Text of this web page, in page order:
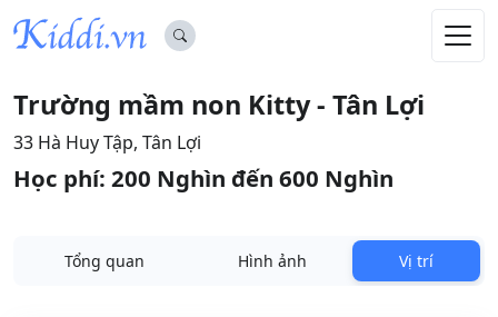
Trường mầm non Kitty - Tân Lợi
33 Hà Huy Tập, Tân Lợi
Học phí: 200 Nghìn đến 600 Nghìn
Tổng quan Hình ảnh Vị trí